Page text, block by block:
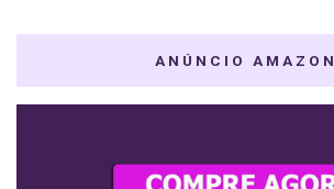
ANÚNCIO AMAZON